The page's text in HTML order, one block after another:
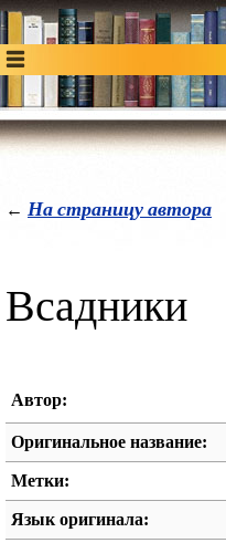
← На страницу автора
Всадники
Автор:
Оригинальное название:
Метки:
Язык оригинала: